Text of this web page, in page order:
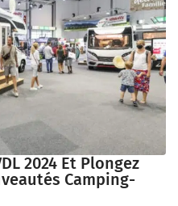
2024 Et Plongez
Camping-